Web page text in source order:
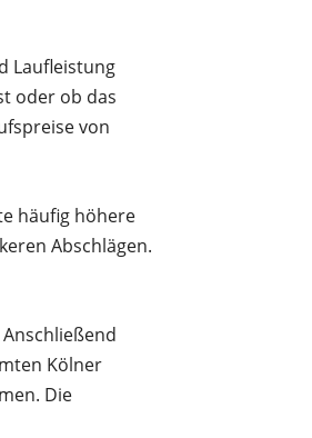
Laufleistung
oder ob das
von
häufig höhere
Abschlägen.
Kölner
Die